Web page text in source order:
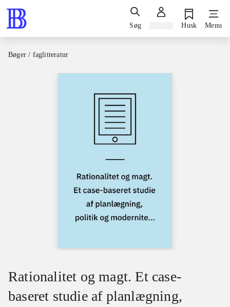
Søg Husk Menu
Bøger / faglitteratur
Rationalitet og magt. Et case-
baseret studie af planlægning,